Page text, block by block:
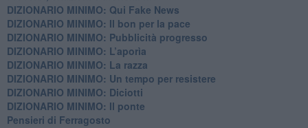
DIZIONARIO MINIMO: Qui Fake News
DIZIONARIO MINIMO: ​Il bon per la pace
DIZIONARIO MINIMO: Pubblicità progresso
DIZIONARIO MINIMO: L’aporìa
DIZIONARIO MINIMO: La razza
DIZIONARIO MINIMO: Un tempo per resistere
DIZIONARIO MINIMO: Diciotti
DIZIONARIO MINIMO: Il ponte
Pensieri di Ferragosto